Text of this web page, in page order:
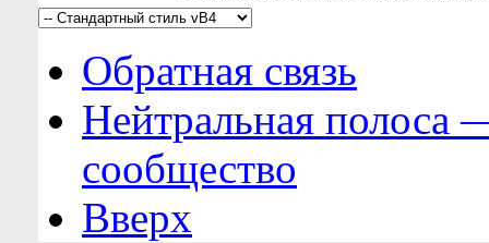
Обратная связь
Нейтральная полоса
сообщество
Вверх